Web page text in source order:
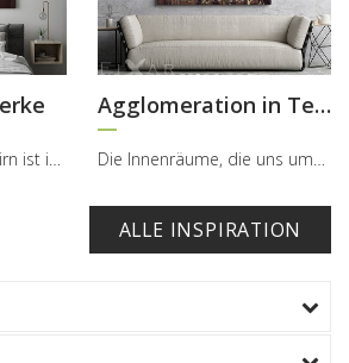
Agglomeration in Technicolor
ALLE INSPIRATION